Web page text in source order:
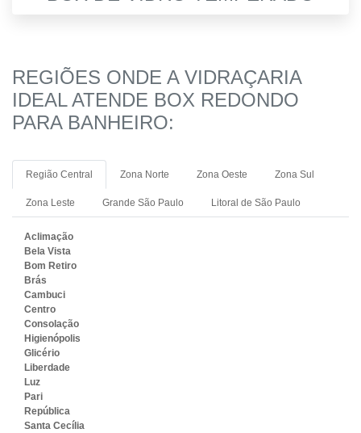
REGIÕES ONDE A VIDRAÇARIA
IDEAL ATENDE BOX REDONDO
PARA BANHEIRO:
Região Central Zona Norte Zona Oeste Zona Sul
Zona Leste Grande São Paulo Litoral de São Paulo
Aclimação
Bela Vista
Bom Retiro
Brás
Cambuci
Centro
Consolação
Higienópolis
Glicério
Liberdade
Luz
Pari
República
Santa Cecília